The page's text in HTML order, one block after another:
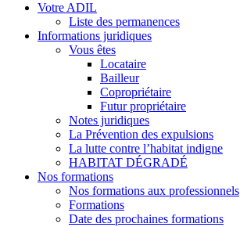
Votre ADIL
Liste des permanences
Informations juridiques
Vous êtes
Locataire
Bailleur
Copropriétaire
Futur propriétaire
Notes juridiques
La Prévention des expulsions
La lutte contre l’habitat indigne
HABITAT DÉGRADÉ
Nos formations
Nos formations aux professionnels
Formations
Date des prochaines formations